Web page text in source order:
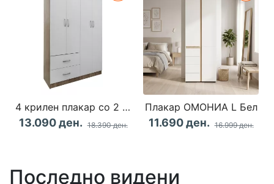
4 крилен плакар со 2 фиоки Lego во боја храст-бела 120.5x42x181cm
13.090 ден. 18.390 ден.
Плакар ОМОНИА L Бел
11.690 ден. 16.999 ден.
Последно видени